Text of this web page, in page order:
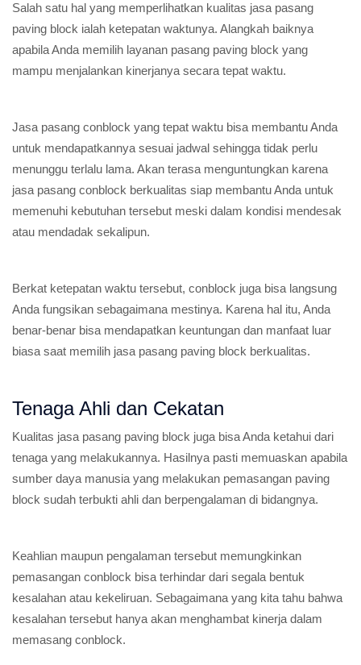
Salah satu hal yang memperlihatkan kualitas jasa pasang
paving block ialah ketepatan waktunya. Alangkah baiknya
apabila Anda memilih layanan pasang paving block yang
mampu menjalankan kinerjanya secara tepat waktu.
Jasa pasang conblock yang tepat waktu bisa membantu Anda
untuk mendapatkannya sesuai jadwal sehingga tidak perlu
menunggu terlalu lama. Akan terasa menguntungkan karena
jasa pasang conblock berkualitas siap membantu Anda untuk
memenuhi kebutuhan tersebut meski dalam kondisi mendesak
atau mendadak sekalipun.
Berkat ketepatan waktu tersebut, conblock juga bisa langsung
Anda fungsikan sebagaimana mestinya. Karena hal itu, Anda
benar-benar bisa mendapatkan keuntungan dan manfaat luar
biasa saat memilih jasa pasang paving block berkualitas.
Tenaga Ahli dan Cekatan
Kualitas jasa pasang paving block juga bisa Anda ketahui dari
tenaga yang melakukannya. Hasilnya pasti memuaskan apabila
sumber daya manusia yang melakukan pemasangan paving
block sudah terbukti ahli dan berpengalaman di bidangnya.
Keahlian maupun pengalaman tersebut memungkinkan
pemasangan conblock bisa terhindar dari segala bentuk
kesalahan atau kekeliruan. Sebagaimana yang kita tahu bahwa
kesalahan tersebut hanya akan menghambat kinerja dalam
memasang conblock.